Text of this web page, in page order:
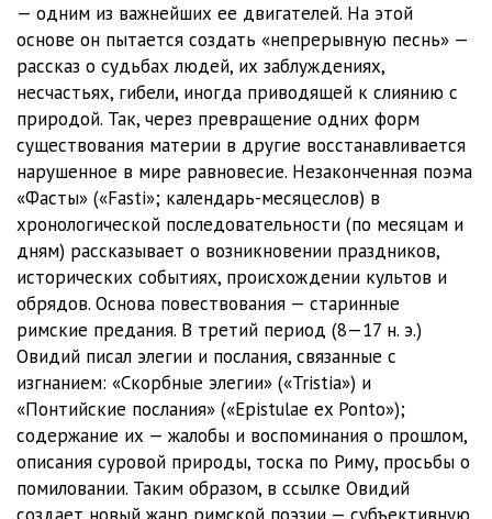
01_02_16_Lyubovnye_elegii 05:08
01_02_17_Lyubovnye_elegii
01_02_18_Lyubovnye_elegii
01_02_19_Lyubovnye_elegii 04:34
01_03_01_Lyubovnye_elegii
01_03_02_Lyubovnye_elegii 07:23
01_03_03_Lyubovnye_elegii
01_03_04_Lyubovnye_elegii
01_03_05_Lyubovnye_elegii
01_03_06_Lyubovnye_elegii 09:23
01_03_07_Lyubovnye_elegii 06:42
— одним из важнейших ее двигателей. На этой
основе он пытается создать «непрерывную песнь» —
рассказ о судьбах людей, их заблуждениях,
несчастьях, гибели, иногда приводящей к слиянию с
природой. Так, через превращение одних форм
существования материи в другие восстанавливается
нарушенное в мире равновесие. Незаконченная поэма
«Фасты» («Fasti»; календарь-месяцеслов) в
хронологической последовательности (по месяцам и
дням) рассказывает о возникновении праздников,
исторических событиях, происхождении культов и
обрядов. Основа повествования — старинные
римские предания. В третий период (8—17 н. э.)
Овидий писал элегии и послания, связанные с
изгнанием: «Скорбные элегии» («Tristia») и
«Понтийские послания» («Epistulae ex Ponto»);
содержание их — жалобы и воспоминания о прошлом,
описания суровой природы, тоска по Риму, просьбы о
помиловании. Таким образом, в ссылке Овидий